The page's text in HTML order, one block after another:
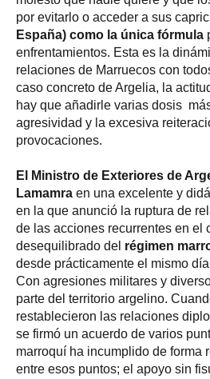
por evitarlo o acceder a sus
España) como la única fórmula
enfrentamientos. Esta es la
relaciones de Marruecos con
caso concreto de Argelia, la
hay que añadirle varias dosis
agresividad y la excesiva
provocaciones.
El Ministro de Exteriores de
Lamamra en una excelente y
en la que anunció la ruptura de
de las acciones recurrentes en el
desequilibrado del régimen
desde prácticamente el mismo
Con agresiones militares y
parte del territorio argelino.
restablecieron las relaciones
se firmó un acuerdo de varios
marroquí ha incumplido de forma
entre esos puntos; el apoyo sin